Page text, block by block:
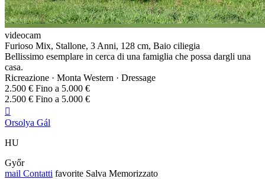
videocam
Furioso Mix, Stallone, 3 Anni, 128 cm, Baio ciliegia
Bellissimo esemplare in cerca di una famiglia che possa dargli una
casa.
Ricreazione · Monta Western · Dressage
2.500 € Fino a 5.000 €
2.500 € Fino a 5.000 €

Orsolya Gál
HU
Győr
mail Contatti favorite Salva Memorizzato